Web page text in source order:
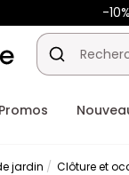
-
Promos
jardin Clôture et